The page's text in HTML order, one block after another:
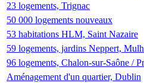
23 logements, Trignac
50 000 logements nouveaux
53 habitations HLM, Saint Nazaire
59 logements, jardins Neppert,
96 logements, Chalon-sur-Saône /
Aménagement d'un quartier, Dublin